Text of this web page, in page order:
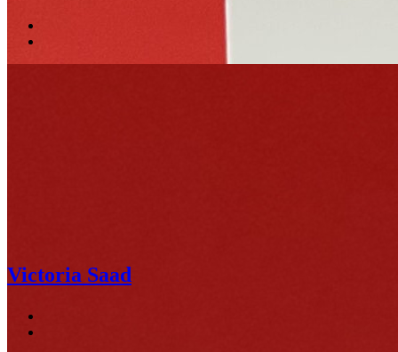
Victoria Saad